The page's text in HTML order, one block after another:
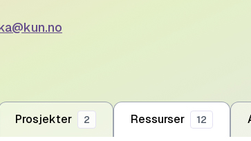
Prosjekter 2 Ressurser 12